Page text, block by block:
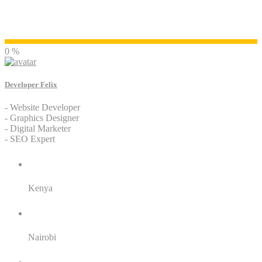
0 %
Developer Felix
- Website Developer
- Graphics Designer
- Digital Marketer
- SEO Expert
Kenya
Nairobi